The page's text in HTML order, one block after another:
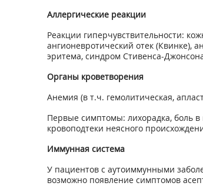
Аллергические реакции
Реакции гиперчувствительности:
ангионевротический отек (Квинке),
эритема, синдром Стивенса-
Органы кроветворения
Анемия (в т.ч. гемолитическая,
Первые симптомы: лихорадка, боль в
кровоподтеки неясного
Иммунная система
У пациентов с аутоиммунными
возможно появление симптомов